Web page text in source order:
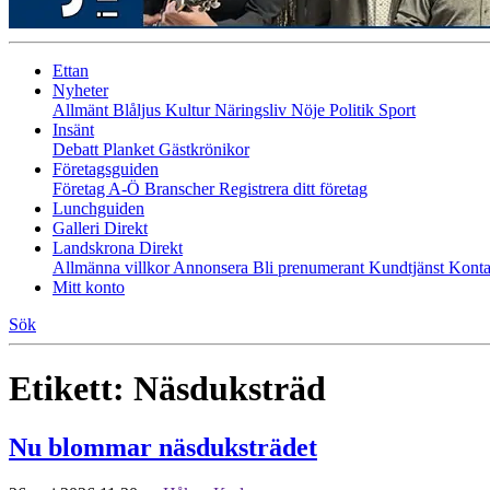
Ettan
Nyheter
Allmänt Blåljus KulturNäringsliv Nöje Politik Sport
Insänt
Debatt Planket Gästkrönikor
Företagsguiden
Företag A-Ö BranscherRegistrera ditt företag
Lunchguiden
Galleri Direkt
Landskrona Direkt
Allmänna villkorAnnonsera Bli prenumerant Kundtjänst
Mitt konto
Sök
Etikett: Näsduksträd
Nu blommar näsduksträdet